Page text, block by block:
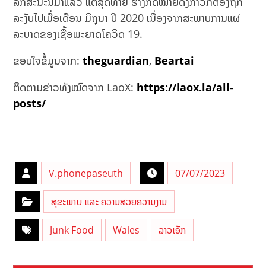
ລະງັບໄປເມື່ອເດືອນ ມິຖຸນາ ປີ 2020 ເນື່ອງຈາກສະພາບການແຜ່
ລະບາດຂອງເຊື້ອພະຍາດໂຄວິດ 19.
ຂອບໃຈຂໍ້ມູນຈາກ:theguardian, Beartai
ຕິດຕາມຂ່າວທັງໝົດຈາກ LaoX: https://laox.la/all-
posts/
V.phonepaseuth 07/07/2023
ສຸຂະພາບ ແລະ ຄວາມສວຍຄວາມງາມ
Junk Food Wales ລາວເອັກ